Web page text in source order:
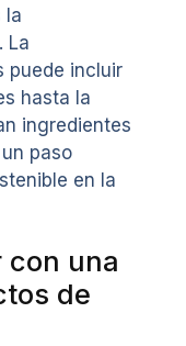
la
La
puede incluir
hasta la
ingredientes
paso
en la
con una
de